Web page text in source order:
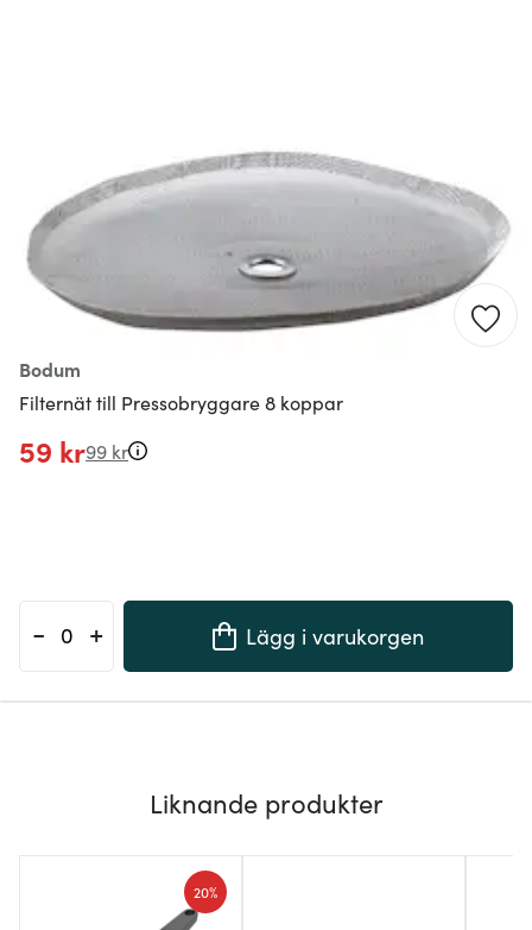
Bodum
Filternät till Pressobryggare 8 koppar
59 kr99 kr
- + Lägg i varukorgen
Liknande produkter
20%